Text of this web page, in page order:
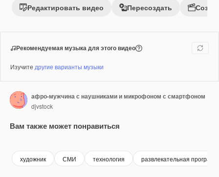
Редактировать видео Пересоздать
Рекомендуемая музыка для этого видео
Изучите другие варианты музыки
афро-мужчина с наушниками и микрофоном с смартфоном
djvstock
Вам также может понравиться
художник СМИ технология развлекательная